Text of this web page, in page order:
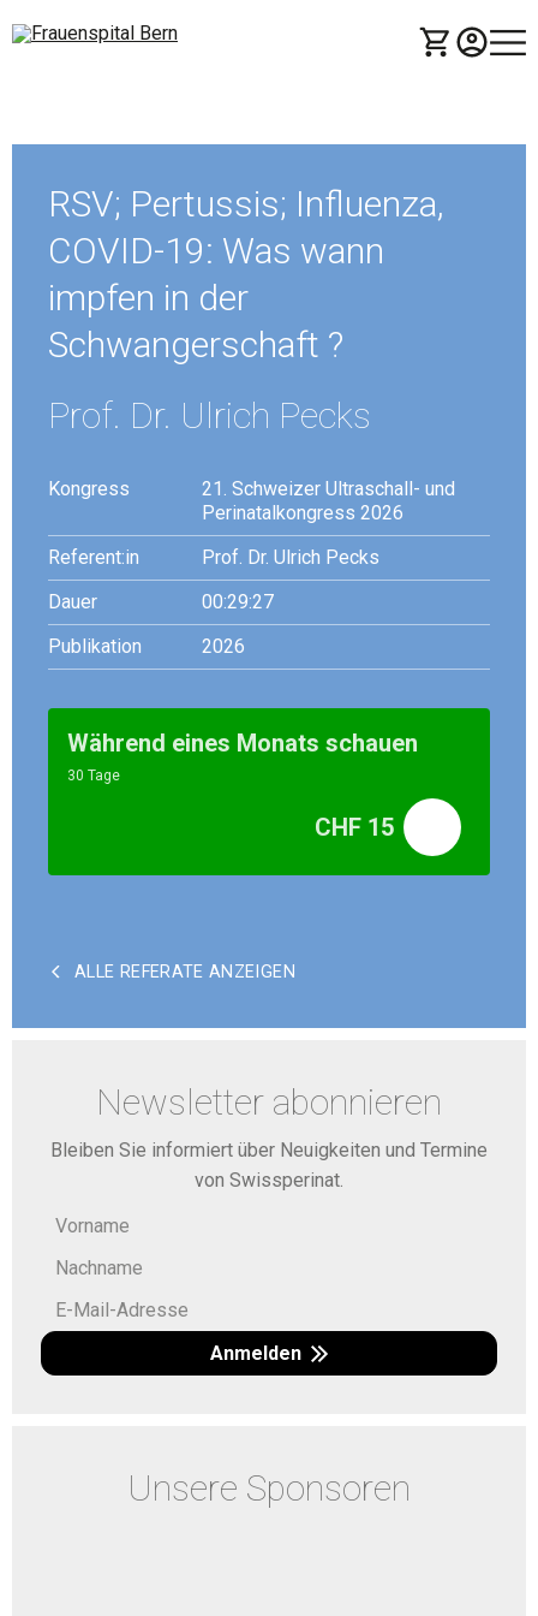
RSV; Pertussis; Influenza,
COVID-19: Was wann
impfen in der
Schwangerschaft ?
Prof. Dr. Ulrich Pecks
Kongress
21. Schweizer Ultraschall- und
Perinatalkongress 2026
Referent:in
Prof. Dr. Ulrich Pecks
Dauer
00:29:27
Publikation
2026
Während eines Monats schauen
30 Tage
CHF 15
ALLE REFERATE ANZEIGEN
Newsletter abonnieren
Bleiben Sie informiert über Neuigkeiten und Termine
von Swissperinat.
Anmelden
Unsere Sponsoren